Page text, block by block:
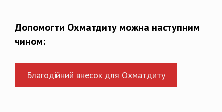
Допомогти Охматдиту можна наступним
чином:
Благодійний внесок для Охматдиту